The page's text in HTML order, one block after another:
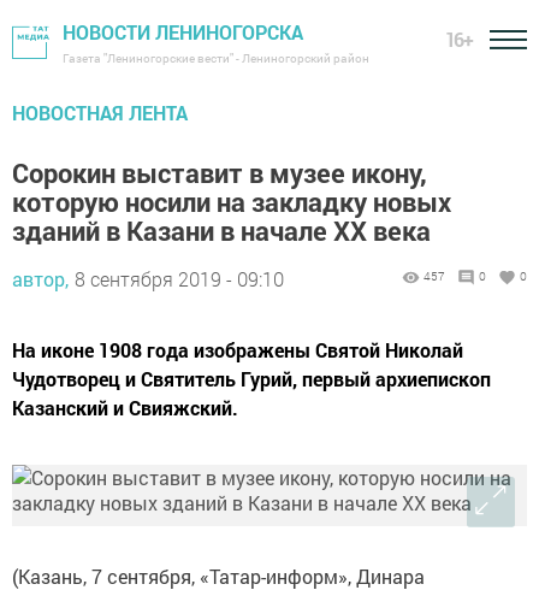
НОВОСТИ ЛЕНИНОГОРСКА
Газета "Лениногорские вести" - Лениногорский район
16+
НОВОСТНАЯ ЛЕНТА
Сорокин выставит в музее икону,
которую носили на закладку новых
зданий в Казани в начале XX века
автор, 8 сентября 2019 - 09:10 457 0 0
На иконе 1908 года изображены Святой Николай
Чудотворец и Святитель Гурий, первый архиепископ
Казанский и Свияжский.
(Казань, 7 сентября, «Татар-информ», Динара